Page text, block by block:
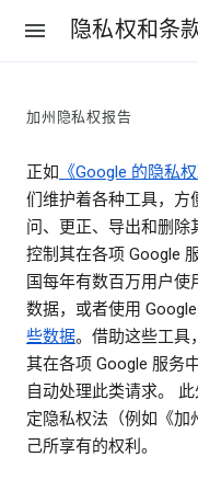
隐私权和条
加州隐私权报告
正如 《Google 的隐私权
们维护着各种工具，方
问、更正、导出和删除
控制其在各项 Google
国每年有数百万用户使
数据，或者使用
些数据。借助这些工具
其在各项 Google 服务
自动处理此类请求。
定隐私权法（例如《加
己所享有的权利。